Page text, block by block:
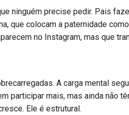
ninguém precise pedir. Pais
que colocam a paternidade
no Instagram, mas que
A carga mental
participar mais, mas ainda não
Ele é estrutural.